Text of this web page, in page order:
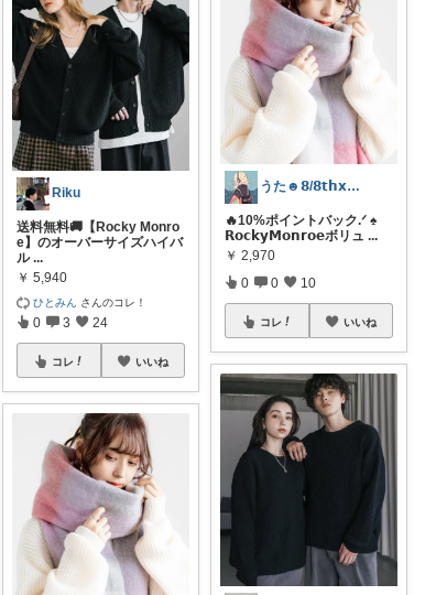
Riku
送料無料🚚【Rocky Monro
e】のオーバーサイズハイバ
ル ...
￥ 5,940
ひとみん さんのコレ！
0 3 24
コレ いいね
うた☻𝟴/𝟴𝘁𝗵𝘅ᜊ⍤⃝ᜊ
🔥10%ポイントバック‪.ᐟ‬ ♠
𝗥𝗼𝗰𝗸𝘆𝗠𝗼𝗻𝗿𝗼𝗲ボリュ ...
￥ 2,970
0 0 10
コレ いいね